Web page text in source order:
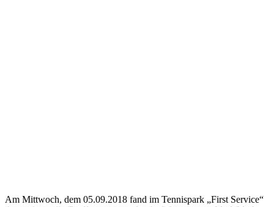
Am Mittwoch, dem 05.09.2018 fand im Tennispark „First Service“